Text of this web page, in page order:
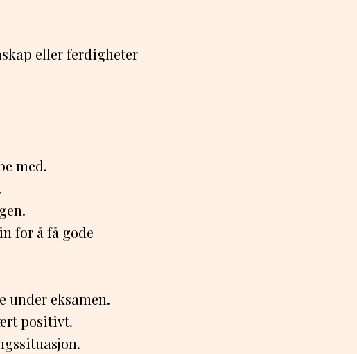
eller ferdigheter
med.
for å få gode
under eksamen.
positivt.